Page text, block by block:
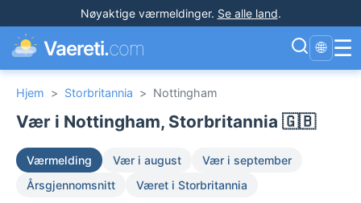
Nøyaktige værmeldinger. Se alle land.
Vaereti.com 🌐 ☰
Hjem > Storbritannia > Nottingham
Vær i Nottingham, Storbritannia 🇬🇧
Værmelding Vær i august
Vær i september
Årsgjennomsnitt
Været i Storbritannia